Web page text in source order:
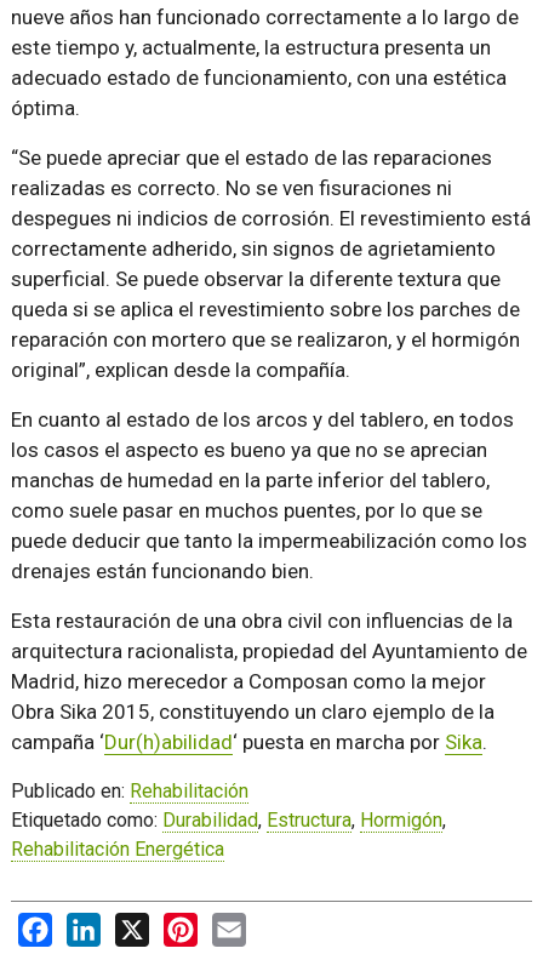
nueve años han funcionado correctamente a lo largo de
este tiempo y, actualmente, la estructura presenta un
adecuado estado de funcionamiento, con una estética
óptima.
“Se puede apreciar que el estado de las reparaciones
realizadas es correcto. No se ven fisuraciones ni
despegues ni indicios de corrosión. El revestimiento está
correctamente adherido, sin signos de agrietamiento
superficial. Se puede observar la diferente textura que
queda si se aplica el revestimiento sobre los parches de
reparación con mortero que se realizaron, y el hormigón
original”, explican desde la compañía.
En cuanto al estado de los arcos y del tablero, en todos
los casos el aspecto es bueno ya que no se aprecian
manchas de humedad en la parte inferior del tablero,
como suele pasar en muchos puentes, por lo que se
puede deducir que tanto la impermeabilización como los
drenajes están funcionando bien.
Esta restauración de una obra civil con influencias de la
arquitectura racionalista, propiedad del Ayuntamiento de
Madrid, hizo merecedor a Composan como la mejor
Obra Sika 2015, constituyendo un claro ejemplo de la
campaña ‘Dur(h)abilidad‘ puesta en marcha por Sika.
Publicado en: Rehabilitación
Etiquetado como: Durabilidad, Estructura, Hormigón,
Rehabilitación Energética
FacebookLinkedIn
X PinterestEmail